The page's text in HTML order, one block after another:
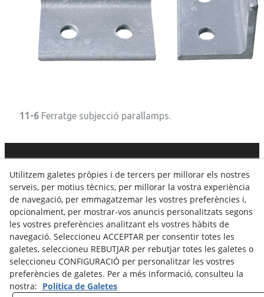
11-6 Ferratge subjecció parallamps.
C. Dels Tres Tombs, 8 · 25320ANGLESOLA· 973 308 014
·info@vidalamill.com
Avís legal Política Cookies Política de Privacitat
Canal Denúncias
© 08/2026 Vidal Amill - Tots els drets reservats.
Utilitzem galetes pròpies i de tercers per millorar els nostres
serveis, per motius tècnics, per millorar la vostra experiència
de navegació, per emmagatzemar les vostres preferències i,
opcionalment, per mostrar-vos anuncis personalitzats segons
les vostres preferències analitzant els vostres hàbits de
navegació. Seleccioneu ACCEPTAR per consentir totes les
galetes, seleccioneu REBUTJAR per rebutjar totes les galetes o
seleccioneu CONFIGURACIÓ per personalitzar les vostres
preferències de galetes. Per a més informació, consulteu la
nostra: Política de Galetes